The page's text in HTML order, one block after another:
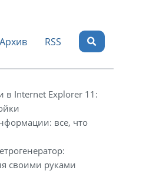
Архив RSS
в Internet Explorer 11:
все, что
своими руками